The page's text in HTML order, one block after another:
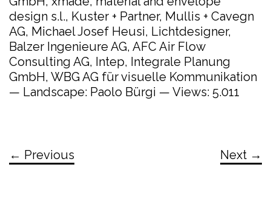
design s.l., Kuster + Partner, Mullis + Cavegn
AG, Michael Josef Heusi, Lichtdesigner,
Balzer Ingenieure AG, AFC Air Flow
Consulting AG, Intep, Integrale Planung
GmbH, WBG AG für visuelle Kommunikation
— Landscape: Paolo Bürgi — Views: 5.011
← Previous Next →